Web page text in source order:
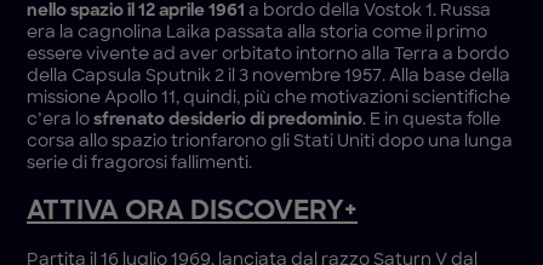
nello spazio il 12 aprile 1961 a bordo della Vostok 1. Russa
era la cagnolina Laika passata alla storia come il primo
essere vivente ad aver orbitato intorno alla Terra a bordo
della Capsula Sputnik 2 il 3 novembre 1957. Alla base della
missione Apollo 11, quindi, più che motivazioni scientifiche
c’era lo sfrenato desiderio di predominio. E in questa folle
corsa allo spazio trionfarono gli Stati Uniti dopo una lunga
serie di fragorosi fallimenti.
ATTIVA ORA DISCOVERY+
Partita il 16 luglio 1969, lanciata dal razzo Saturn V dal